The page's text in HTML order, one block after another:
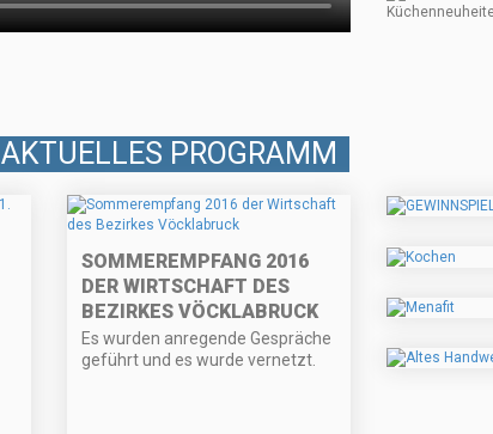
AKTUELLES PROGRAMM
SOMMEREMPFANG 2016
DER WIRTSCHAFT DES
BEZIRKES VÖCKLABRUCK
Es wurden anregende Gespräche
geführt und es wurde vernetzt.